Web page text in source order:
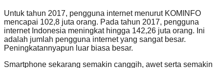
Untuk tahun 2017, pengguna internet menurut KOMINFO
mencapai 102,8 juta orang. Pada tahun 2017, pengguna
internet Indonesia meningkat hingga 142,26 juta orang. Ini
adalah jumlah pengguna internet yang sangat besar.
Peningkatannyapun luar biasa besar.
Smartphone sekarang semakin canggih, awet serta semakin